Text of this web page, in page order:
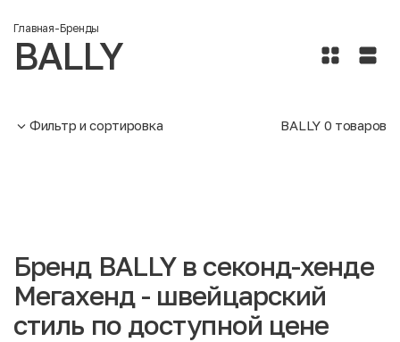
Главная-Бренды
BALLY
Фильтр и сортировка BALLY 0 товаров
Бренд BALLY в секонд-хенде
Мегахенд - швейцарский
стиль по доступной цене